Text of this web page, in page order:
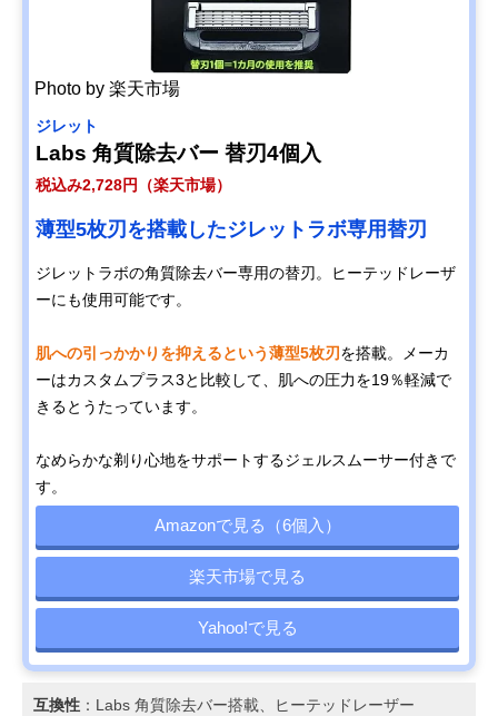
Photo by 楽天市場
ジレット
Labs​ 角質除去バー 替刃4個入
税込み2,728円（楽天市場）
薄型5枚刃を搭載したジレットラボ専用替刃
ジレットラボの角質除去バー専用の替刃。ヒーテッドレーザ
ーにも使用可能です。
肌への引っかかりを抑えるという薄型5枚刃を搭載。メーカ
ーはカスタムプラス3と比較して、肌への圧力を19％軽減で
きるとうたっています。
なめらかな剃り心地をサポートするジェルスムーサー付きで
す。
Amazonで見る（6個入）
楽天市場で見る
Yahoo!で見る
互換性 ：Labs 角質除去バー搭載、ヒーテッドレーザー